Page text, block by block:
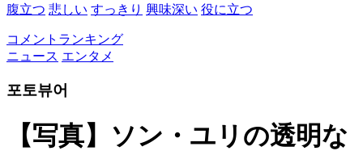
腹立つ 悲しい すっきり 興味深い 役に立つ
コメントランキング
ニュース エンタメ
포토뷰어
【写真】ソン・ユリの透明な